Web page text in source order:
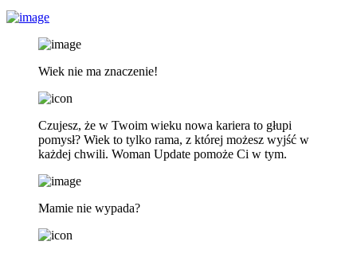
Wiek nie ma znaczenie!
Czujesz, że w Twoim wieku nowa kariera to głupi
pomysł? Wiek to tylko rama, z której możesz wyjść w
każdej chwili. Woman Update pomoże Ci w tym.
Mamie nie wypada?